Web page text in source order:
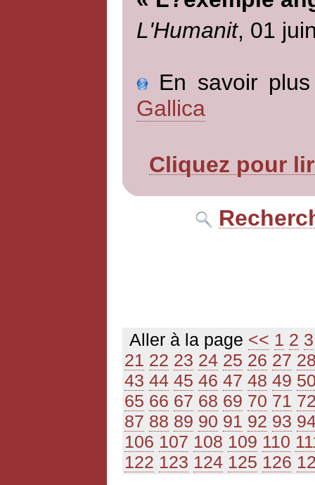
L'Humanit, 01
En savoir
Gallica
Cliquez pour
Aller à la page << 1 2 3
21 22 23 24 25 26 27
43 44 45 46 47 48 49
65 66 67 68 69 70 71
87 88 89 90 91 92 93
106 107 108 109 110
122 123 124 125 126